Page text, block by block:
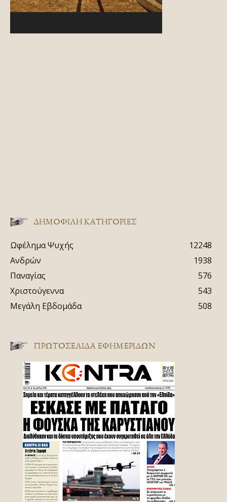
ΔΗΜΟΦΙΛΗ ΚΑΤΗΓΟΡΙΕΣ
Ωφέλημα Ψυχής
12248
Ανδρών
1938
Παναγίας
576
Χριστούγεννα
543
Μεγάλη Εβδομάδα
508
ΠΡΩΤΟΣΈΛΙΔΑ ΕΦΗΜΕΡΊΔΩΝ